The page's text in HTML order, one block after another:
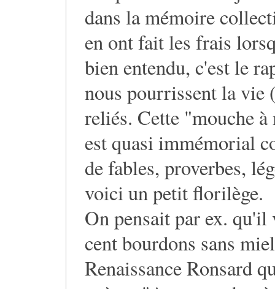
dans la mémoire
en ont fait les frais
bien entendu, c'est le
nous pourrissent la vie
reliés. Cette "mouche
est quasi immémorial
de fables, proverbes,
voici un petit florilège.
On pensait par ex. qu'il
cent bourdons sans
Renaissance Ronsard